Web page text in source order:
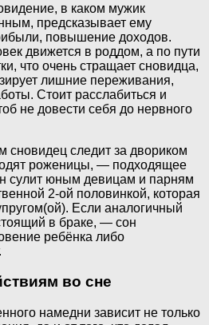
в каком мужик
предсказывает ему
повышение доходов.
движется в роддом, а по пути
что очень стращает сновидца,
лишние переживания,
Стоит расслабиться и
не довести себя до нервного
сновидец следит за двориком
роженицы, — подходящее
сулит юным девицам и парням
2-ой половинкой, которая
Если аналогичный
в браке, — сон
ребёнка либо
во сне
намедни зависит не только